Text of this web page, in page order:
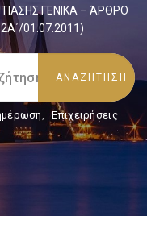
ΓΕΝΙΚΑ – ΆΡΘΡΟ
01.07.2011)
, Επιχειρήσεις